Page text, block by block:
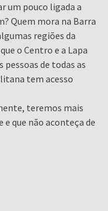
um pouco ligada a
Quem mora na Barra
regiões da
o Centro e a Lapa
de todas as
tem acesso
teremos mais
e que não aconteça de